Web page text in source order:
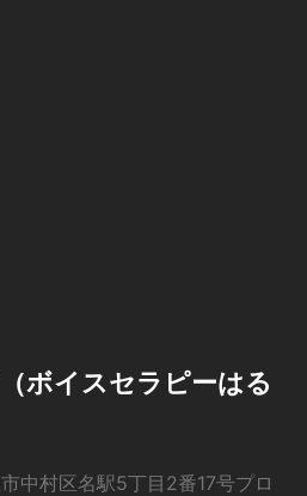
ボイスセラピーはる
中村区名駅5丁目2番17号プロ